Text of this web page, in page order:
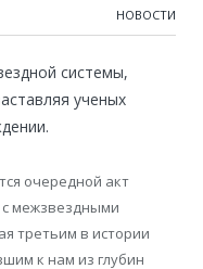
НОВОСТИ
системы,
ученых
очередной акт
межзвездными
третьим в истории
к нам из глубин